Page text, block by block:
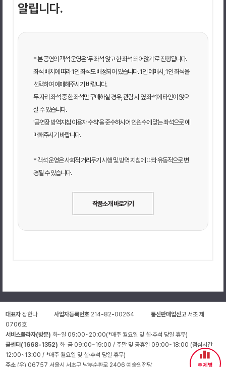
알립니다.
* 본 공연의 객석 운영은 '두 좌석 앉고 한 좌석 띄어앉기'로 진행됩니다.
좌석 배치에 따라 1인 좌석도 배정되어 있습니다. 1인 예매시, 1인 좌석을
선택하여 예매해주시기 바랍니다.
두 자리 좌석 중 한 좌석만 구매하실 경우, 관람 시 옆 좌석에 타인이 앉으
실 수 있습니다.
'공연장 방역지침 이용자 수칙'을 준수하시어 인원수에 맞는 좌석으로 예
매해주시기 바랍니다.
* 객석 운영은 사회적 거리두기 시행 및 방역 지침에 따라 유동적으로 변
경될 수 있습니다.
작품소개 바로가기
주제별
대표자장한나 사업자등록번호 214-82-00264 통신판매업신고서초 제
0706호
서비스플라자(방문)화~일 09:00~20:00(*매주 월요일 및 설·추석 당일 휴무)
콜센터(1668-1352)화-금 09:00~19:00 / 주말 및 공휴일 09:00~18:00 (점심시간
12:00~13:00 / *매주 월요일 및 설·추석 당일 휴무)
주소 (우) 06757 서울시 서초구 남부순환로 2406 예술의전당